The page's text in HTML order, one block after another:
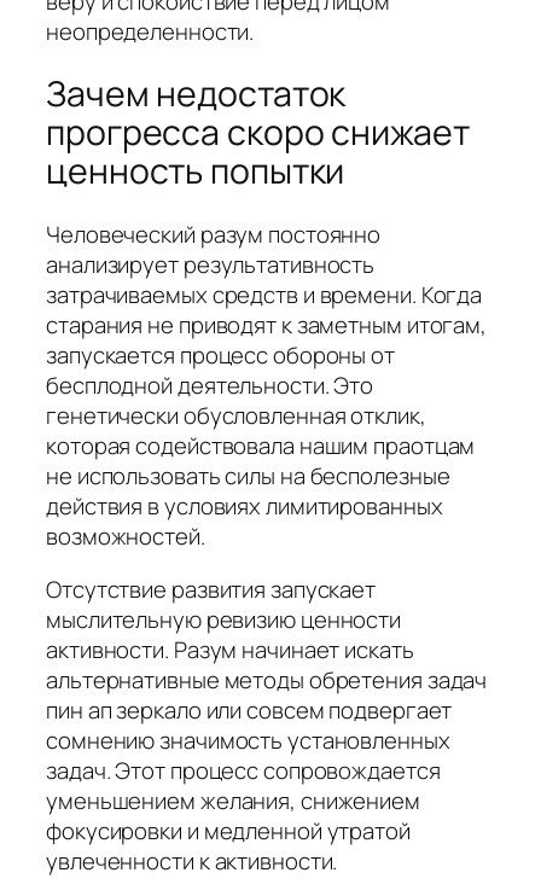
неопределенности.
Зачем недостаток
прогресса скоро снижает
ценность попытки
Человеческий разум постоянно
анализирует результативность
затрачиваемых средств и времени. Когда
старания не приводят к заметным итогам,
запускается процесс обороны от
бесплодной деятельности. Это
генетически обусловленная отклик,
которая содействовала нашим праотцам
не использовать силы на бесполезные
действия в условиях лимитированных
возможностей.
Отсутствие развития запускает
мыслительную ревизию ценности
активности. Разум начинает искать
альтернативные методы обретения задач
пин ап зеркало или совсем подвергает
сомнению значимость установленных
задач. Этот процесс сопровождается
уменьшением желания, снижением
фокусировки и медленной утратой
увлеченности к активности.